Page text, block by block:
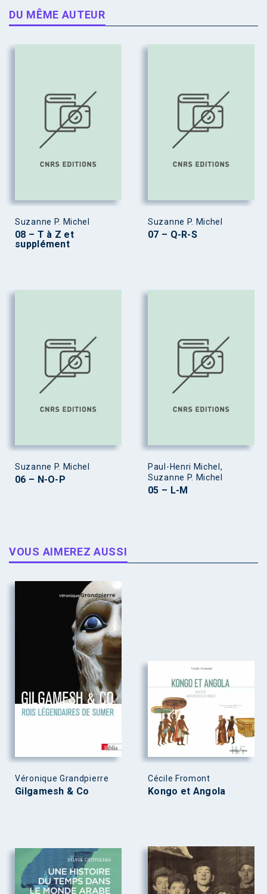
DU MÊME AUTEUR
Suzanne P. Michel
08 – T à Z et
supplément
Suzanne P. Michel
07 – Q-R-S
Suzanne P. Michel
06 – N-O-P
Paul-Henri Michel,
Suzanne P. Michel
05 – L-M
VOUS AIMEREZ AUSSI
Véronique Grandpierre
Gilgamesh & Co
Cécile Fromont
Kongo et Angola